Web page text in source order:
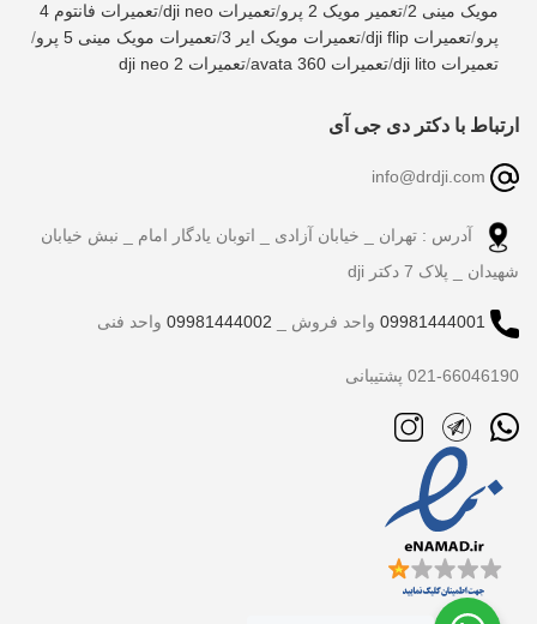
مویک مینی 2
/تعمیر مویک 2 پرو /تعمیرات dji neo /
تعمیرات فانتوم 4
پرو/تعمیرات dji flip /تعمیرات مویک ایر 3 /تعمیرات مویک مینی 5 پرو
/
تعمیرات dji lito
/تعمیرات avata 360 /تعمیرات dji neo 2
ارتباط با دکتر دی جی آی
آدرس : تهران _ خیابان آزادی _ اتوبان یادگار امام _ نبش خیابان
شهیدان _ پلاک 7 دکتر dji
09981444001 واحد فروش _ 09981444002 واحد فنی
021-66046190 پشتیبانی